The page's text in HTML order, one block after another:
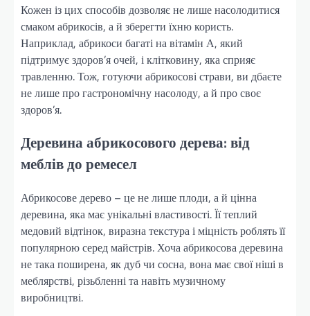
Кожен із цих способів дозволяє не лише насолодитися
смаком абрикосів, а й зберегти їхню користь.
Наприклад, абрикоси багаті на вітамін А, який
підтримує здоров’я очей, і клітковину, яка сприяє
травленню. Тож, готуючи абрикосові страви, ви дбаєте
не лише про гастрономічну насолоду, а й про своє
здоров’я.
Деревина абрикосового дерева: від
меблів до ремесел
Абрикосове дерево – це не лише плоди, а й цінна
деревина, яка має унікальні властивості. Її теплий
медовий відтінок, виразна текстура і міцність роблять її
популярною серед майстрів. Хоча абрикосова деревина
не така поширена, як дуб чи сосна, вона має свої ніші в
меблярстві, різьбленні та навіть музичному
виробництві.